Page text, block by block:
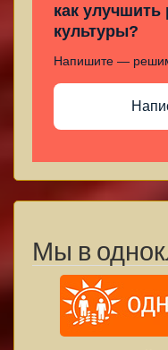
как улучшить
культуры?
Напишите —
Мы в